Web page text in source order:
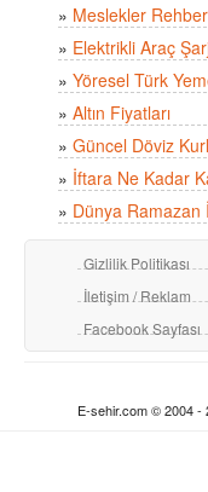
» Meslekler
» Elektrikli Araç
» Yöresel Türk
» Altın Fiyatları
» Güncel Döviz
» İftara Ne Kadar
» Dünya Ramazan
Gizlilik Politikası
İletişim / Reklam
Facebook Sayfası
E-sehir.com © 2004 -